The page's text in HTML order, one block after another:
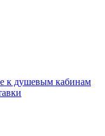
к душевым кабинам